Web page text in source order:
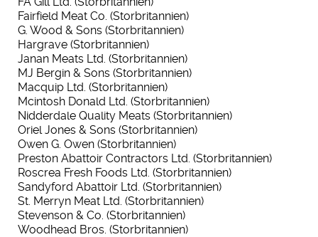
Fairfield Meat Co. (Storbritannien)
G. Wood & Sons (Storbritannien)
Hargrave (Storbritannien)
Janan Meats Ltd. (Storbritannien)
MJ Bergin & Sons (Storbritannien)
Macquip Ltd. (Storbritannien)
Mcintosh Donald Ltd. (Storbritannien)
Nidderdale Quality Meats (Storbritannien)
Oriel Jones & Sons (Storbritannien)
Owen G. Owen (Storbritannien)
Preston Abattoir Contractors Ltd. (Storbritannien)
Roscrea Fresh Foods Ltd. (Storbritannien)
Sandyford Abattoir Ltd. (Storbritannien)
St. Merryn Meat Ltd. (Storbritannien)
Stevenson & Co. (Storbritannien)
Woodhead Bros. (Storbritannien)